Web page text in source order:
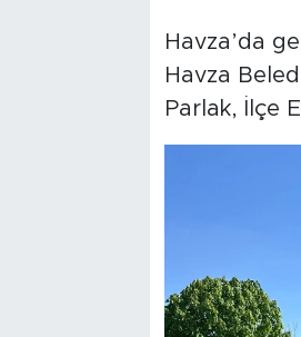
Havza’da
Havza
Parlak, İlçe